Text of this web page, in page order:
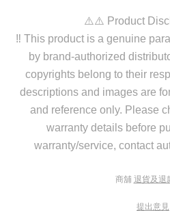
⚠️⚠️ Product
‼️ This product is a genuine
by brand-authorized
copyrights belong to their
descriptions and images are
and reference only. Please
warranty details before
warranty/service, contact
商舖 退貨及退
提出意見